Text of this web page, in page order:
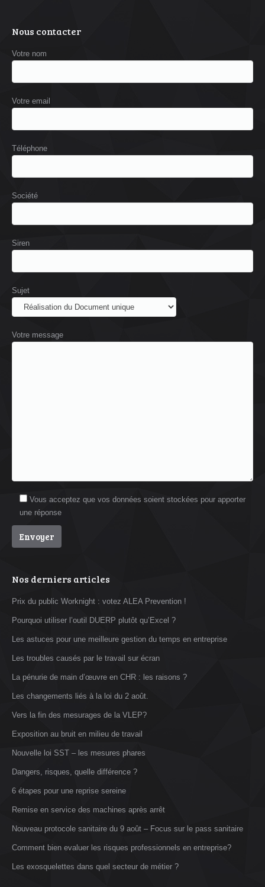
Nous contacter
Votre nom
Votre email
Téléphone
Société
Siren
Sujet
Votre message
Vous acceptez que vos données soient stockées pour apporter
une réponse
Nos derniers articles
Prix du public Worknight : votez ALEA Prevention !
Pourquoi utiliser l’outil DUERP plutôt qu’Excel ?
Les astuces pour une meilleure gestion du temps en entreprise
Les troubles causés par le travail sur écran
La pénurie de main d’œuvre en CHR : les raisons ?
Les changements liés à la loi du 2 août.
Vers la fin des mesurages de la VLEP?
Exposition au bruit en milieu de travail
Nouvelle loi SST – les mesures phares
Dangers, risques, quelle différence ?
6 étapes pour une reprise sereine
Remise en service des machines après arrêt
Nouveau protocole sanitaire du 9 août – Focus sur le pass sanitaire
Comment bien evaluer les risques professionnels en entreprise?
Les exosquelettes dans quel secteur de métier ?